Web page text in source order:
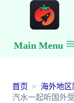
Main Menu
首页
海外地区
汽水一起听国外